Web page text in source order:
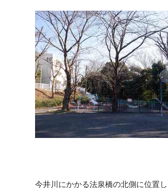
今井川にかかる法泉橋の北側に位置